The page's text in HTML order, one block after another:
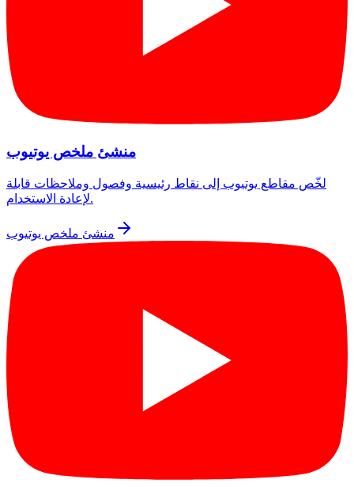
منشئ ملخص يوتيوب
لخّص مقاطع يوتيوب إلى نقاط رئيسية وفصول وملاحظات قابلة
لإعادة الاستخدام.
منشئ ملخص يوتيوب